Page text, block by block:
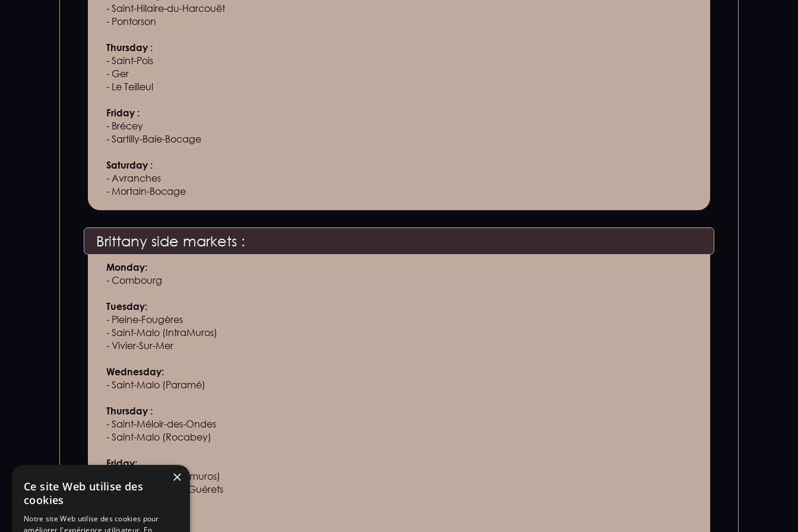
- Saint-Hilaire-du-Harcouët
- Pontorson
Thursday :
- Saint-Pois
- Ger
- Le Teilleul
Friday :‍
- Brécey
- Sartilly-Baie-Bocage
Saturday :
- Avranches
- Mortain-Bocage
Brittany side markets :
Monday:
- Combourg
Tuesday:
- Pleine-Fougères
- Saint-Malo (IntraMuros)
- Vivier-Sur-Mer
Wednesday:
- Saint-Malo (Paramé)
Thursday :
- Saint-Méloir-des-Ondes
- Saint-Malo (Rocabey)
Friday:
- Saint-Malo (Intra-muros)
- Saint-Jouan-des-Guérets
Saturday:
- Dol de Bretagne
×
Ce site Web utilise des
cookies
Notre site Web utilise des cookies pour
améliorer l'expérience utilisateur. En